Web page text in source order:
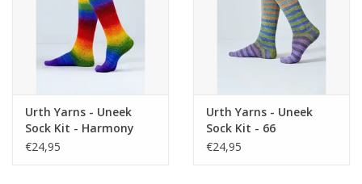
Urth Yarns - Uneek
Sock Kit - Harmony
€24,95
Urth Yarns - Uneek
Sock Kit - 66
€24,95